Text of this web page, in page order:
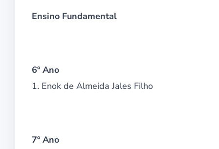
Ensino Fundamental
6º Ano
1. Enok de Almeida Jales Filho
7º Ano